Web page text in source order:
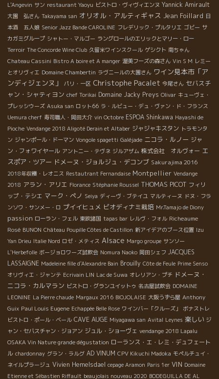
L'Angevin サン restaurant Yaoyu ビストロ・ヴィヴィエンヌ Yannick Amirault
大園 弘さん Takayama san オリオル・アルティギャス Jean Foillard 日
本酒 五人娘 Senior Jazz Bande CAROLINE フレデリック・プルタリエ ゴビー サ
カガミグループ シャトー・マルゴー ラングロールのエリックとマリー・ロー
Terroir The Concorde Wine Club 久留米ワインスクール ゲシクト 南ちゃん
Chateau Cassini Bistro A boire et A manger 渥美フーズの森さん Vin S M レミー
とオリヴィエ Domaine Chambertin ラヴニールの大園さん ワイン見本市「ア
ンディジェンヌ」
パリ・一区 Christophe Pacalet 今尾さん セバスチ
ャン・シャティヨン chef Torikai Domaine Jacky Preys Olivar キューヴェ・
プレッシウーズ Asuka san ロット66 ラ・ルビュー・デュ・ヴァン・ド・フランス
Uemura cherf 寿司職人・岡田大介 vin Octobre ESPOA Shinkawa Hayashi de
Pioche Vendange 2018 Aligoté Derain et Altaber ジャジャキスタン トラモンタ
ン ジャンポール・ドーマン Vongole spagetti Galéjade ニコラ・ルノー ジャ
ン・フォワイヤール アントニー・テヴネ ジルアザム 株式会社 オルヴォー エ
スポア・ツアー ドメーヌ・ジョルジュ・デコンブ Sakurajima 2016
2018年収穫・レオニス Restautrant Fernandaise Montpellier Vendange
2018 アラン・アリエ Florance Stéphanie Roussel THOMAS PICOT フィリ
ップ・テシエ マーク・ペノ Seiya ディーヴ・ブテイユ マルティーヌ ドヌ・フラ
ンソワ・サンメー・ロ プイイヒュメ ビオディナミ栽培 Mr.Tamajo de Diony
passion ローラン・フェル 東欧諸国 tapas bar レルヴ・フォル Richeaume
Rosé BUNON Château Poupille Côtes de Castillon 新アイデアのブース位置 Izu
Yan Drieu Italie Nord ロゼ・メティス Alsace Margo groupe サンソー
L'Herbefolle ボージョロワーズ試飲会 Nomura Naoko 岡田シェフ JACQUES
LASSAIGNE Madeleine fille d'Alexandre Bain Brouilly Côte de Feule Prime Senso
オリヴィエ・ジャンテ Ecrivain LIN Lac de Suwa オレリアン・プチ ドメーヌ・
ニコラ・カルマラン ビストロ・グランユイットゥ 名古屋試飲会 DOMAINE
LEONINE La Pierre chaude Margaux 2016 BIOJOLAISE 大阪うずら屋 Anthony
Guix Paul Louis Eugene Echappée Belle Rose ワインバー「クルーズ」
ボナストレ
ビストロ・ポール・ベール CAVE AUGE Miyagawa san Avital Leynes 楽しい ジ
ャン・セバスチャン・ジョアン ジュル・ショーヴェ vendange 2018 Lapalu
OSAKA Vin Nature grande dégustation ローランス・エ・レミ・デュフェート
ル chardonnay グラン・ラルグ AD VINUM CPV Kikuchi Madoka モペルチュイ・
ネイルプラージュ Vivien Hemelsdael cepage Aramon Paris 1er VIN Domaine
Etienne et Sébastien Riffault beaujolais nouveau 2020 BODEGUILLA DE AL